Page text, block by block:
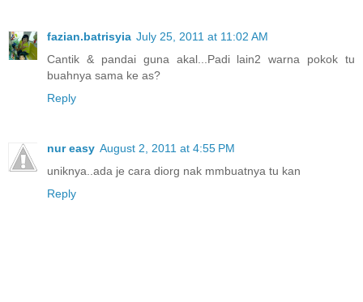
fazian.batrisyia July 25, 2011 at 11:02 AM
Cantik & pandai guna akal...Padi lain2 warna pokok tu
buahnya sama ke as?
Reply
nur easy August 2, 2011 at 4:55 PM
uniknya..ada je cara diorg nak mmbuatnya tu kan
Reply